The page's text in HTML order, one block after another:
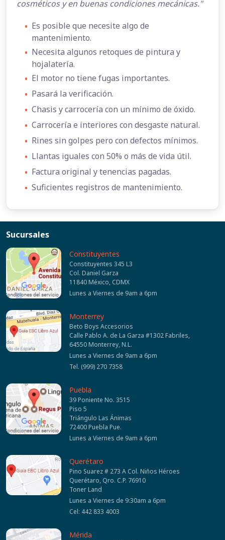
cosméticos y en buenas condiciones mecánicas."
• Es posible que necesite algo de
mantenimiento.
• Necesita algunos retoques de pintura y
hojalatería.
• El motor no tiene fugas importantes.
• Pasará la verificación.
• Chasis y carrocería con un mínimo de óxido.
• Carrocería e interiores con desgaste natural.
• Rines sin golpes pero con defectos mínimos.
• Llantas iguales con 50% o más de vida útil.
• Factura original y tenencias pagadas.
• Suficientes registros de mantenimiento.
Sucursales
Constituyentes
Constituyentes 345 L3
Col. Daniel Garza
11840 México, CDMX
Lunes a Viernes de 9am a 6pm
Monterrey
Beto Boys Accesorios
Calle Pablo A. de La Garza #1302 Fabriles,
64550 Monterrey, N.L.
Lunes a Viernes de 9am a 6pm
Tel. (999) 270 7358
Puebla
39 Poniente No. 3515
Piso 5
Triángulo Las Ánimas
72400 Puebla Pue.
Lunes a Viernes de 9am a 6pm
Querétaro
Pino Suarez # 273 A Col. Niños Héroes
Querétaro, Qro. C.P. 76910
Toner Land
Lunes a Viernes de 9:30am a 6pm
Cel: 442 833 4003
Mérida